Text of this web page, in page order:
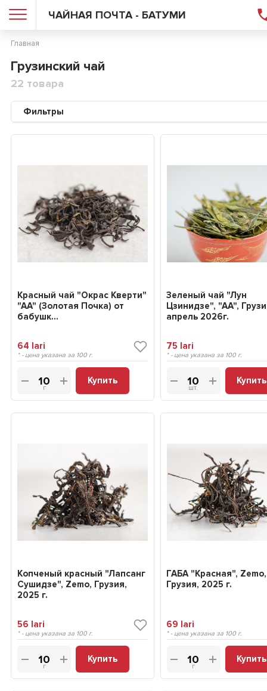
ЧАЙНАЯ ПОЧТА - БАТУМИ
Главная
Грузинский чай
22 товара
Фильтры
Красный чай "Окрас Кверти"
"АА" (Золотая Почка) от
бабушк...
64 lari
* - цена указана за 100 г.
г
Купить
Зеленый чай "Лун
Цзинидзе", "АА",
апрель 2026г.
75 lari
* - цена указана за 100 г.
шт.
Купить
Копченый красный "Лапсанг
Сушидзе", Zemo, Грузия,
2025 г.
56 lari
* - цена указана за 100 г.
г
Купить
ГАБА "Красная", Zemo,
Грузия, 2025 г.
69 lari
* - цена указана за 100 г.
г
Купить